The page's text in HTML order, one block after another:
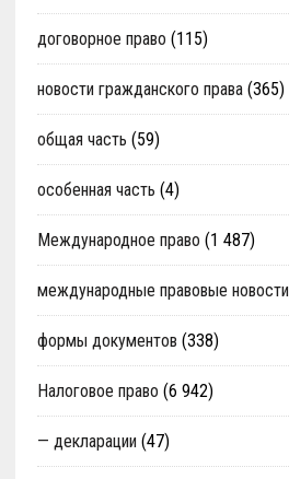
договорное право (115)
новости гражданского права(365)
общая часть (59)
особенная часть (4)
Международное право (1 487)
международные правовые новости
формы документов (338)
Налоговое право (6 942)
— декларации (47)